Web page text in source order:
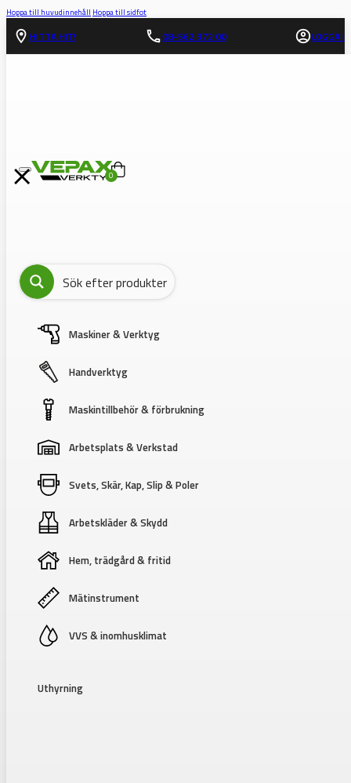
Hoppa till huvudinnehåll Hoppa till sidfot
HITTA HIT! 08-562 372 00 LOGGA IN
0
Maskiner & Verktyg
Handverktyg
Maskintillbehör & förbrukning
Arbetsplats & Verkstad
Svets, Skär, Kap, Slip & Poler
Arbetskläder & Skydd
Hem, trädgård & fritid
Mätinstrument
VVS & inomhusklimat
Uthyrning